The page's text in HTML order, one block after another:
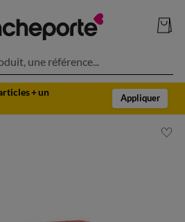
une référence...
+ un
Appliquer